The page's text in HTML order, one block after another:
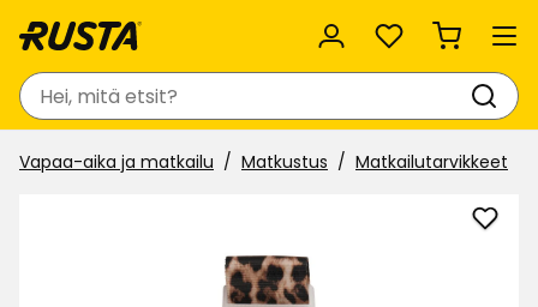
Suosikit
Haku
Vapaa-aika ja matkailu Matkustus Matkailutarvikkeet
Lisää